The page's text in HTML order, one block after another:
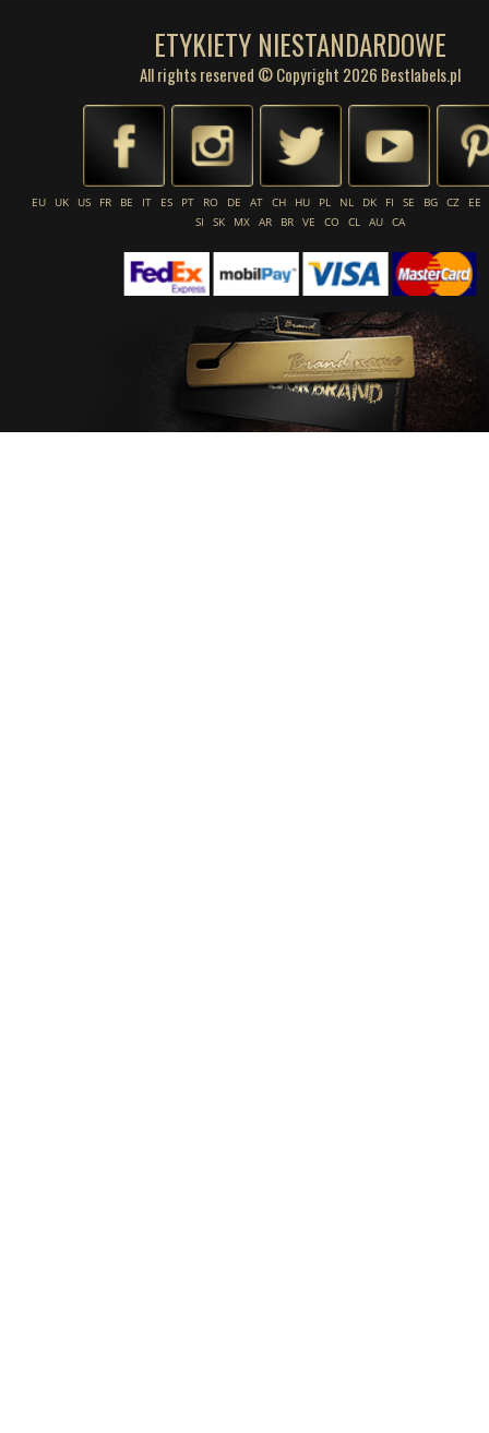
ETYKIETY NIESTANDARDOWE
All rights reserved © Copyright 2026 Bestlabels.pl
EU UK US FR BE IT ES PT RO DE AT CH HU PL NL DK FI SE BG CZ
EE
SI
SK MX AR BR VE CO CL AU CA